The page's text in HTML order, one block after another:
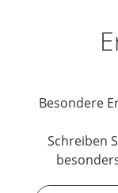
Besondere
Schreiben